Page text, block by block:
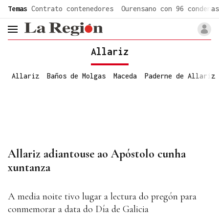
Temas Contrato contenedores Ourensano con 96 condenas
header.menu.open
Allariz
Allariz Baños de Molgas Maceda Paderne de Allariz
Allariz adiantouse ao Apóstolo cunha
xuntanza
A media noite tivo lugar a lectura do pregón para
conmemorar a data do Día de Galicia